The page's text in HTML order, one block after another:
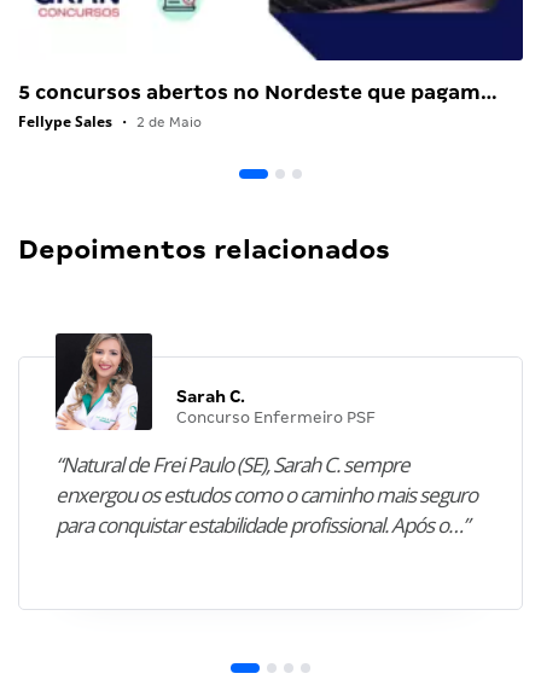
5 concursos abertos no Nordeste que pagam…
Fellype Sales • 2 de Maio
Depoimentos relacionados
Sarah C.
Concurso Enfermeiro PSF
“Natural de Frei Paulo (SE), Sarah C. sempre
enxergou os estudos como o caminho mais seguro
para conquistar estabilidade profissional. Após o…”